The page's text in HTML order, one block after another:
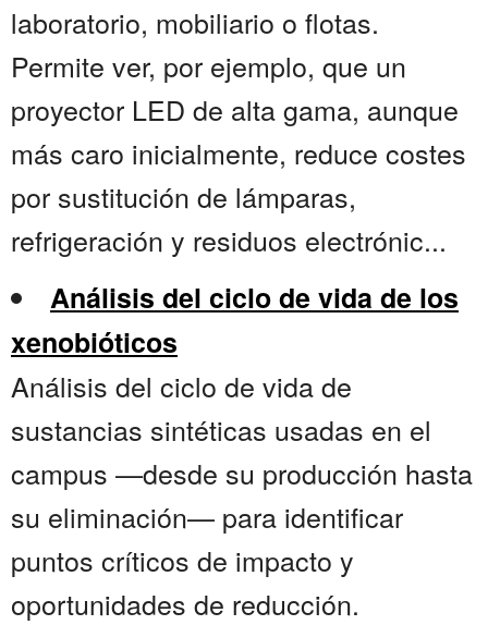
laboratorio, mobiliario o flotas.
Permite ver, por ejemplo, que un
proyector LED de alta gama, aunque
más caro inicialmente, reduce costes
por sustitución de lámparas,
refrigeración y residuos electrónic...
Análisis del ciclo de vida de los
xenobióticos
Análisis del ciclo de vida de
sustancias sintéticas usadas en el
campus —desde su producción hasta
su eliminación— para identificar
puntos críticos de impacto y
oportunidades de reducción.